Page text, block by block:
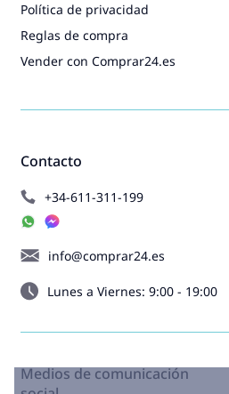
Contacto
+34-611-311-199
info@comprar24.es
Lunes a Viernes: 9:00 - 19:00
Política de privacidad
Reglas de compra
Vender con Comprar24.es
Medios de comunicación